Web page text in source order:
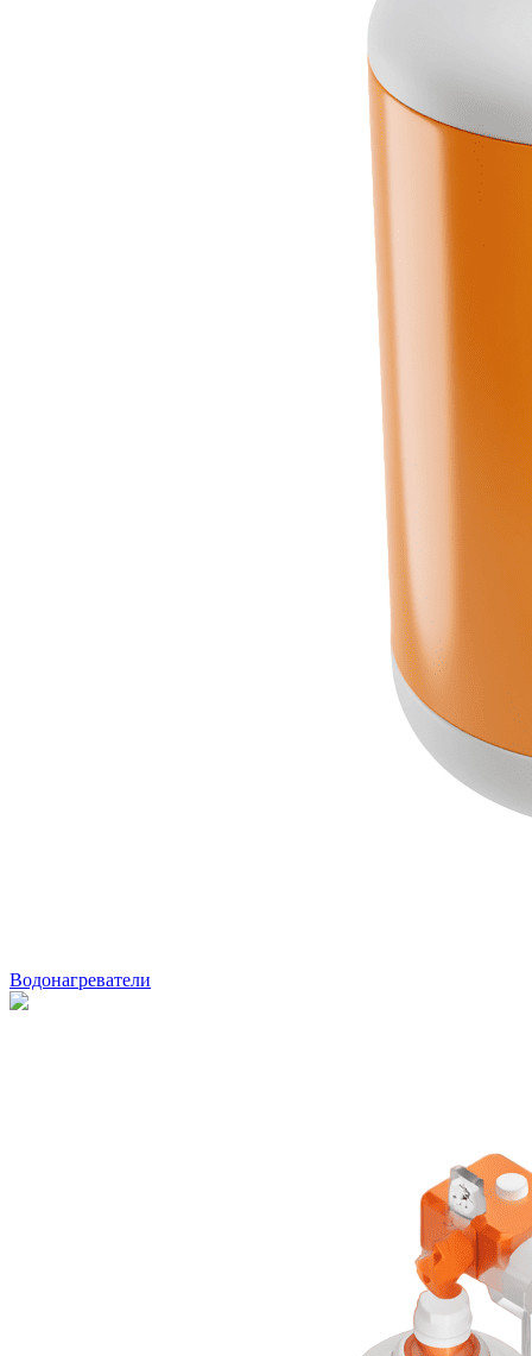
Водонагреватели